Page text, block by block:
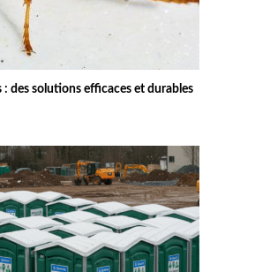
: des solutions efficaces et durables